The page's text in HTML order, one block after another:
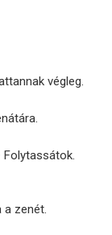
végleg.
a zenét.